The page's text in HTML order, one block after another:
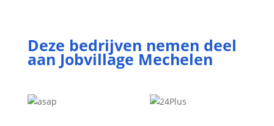
Deze bedrijven nemen deel
aan Jobvillage Mechelen